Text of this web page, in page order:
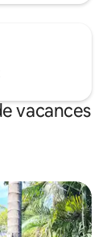
vacances